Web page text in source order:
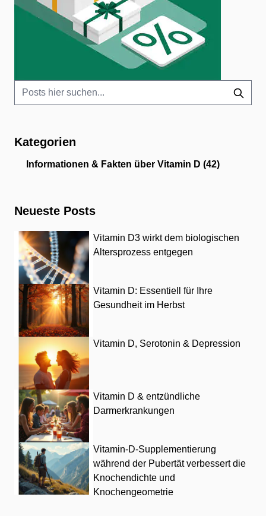
Kategorien
Informationen & Fakten über Vitamin D (42)
Neueste Posts
Vitamin D3 wirkt dem biologischen
Altersprozess entgegen
Vitamin D: Essentiell für Ihre
Gesundheit im Herbst
Vitamin D, Serotonin & Depression
Vitamin D & entzündliche
Darmerkrankungen
Vitamin-D-Supplementierung
während der Pubertät verbessert die
Knochendichte und
Knochengeometrie